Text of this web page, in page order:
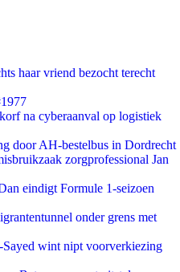
haar vriend bezocht terecht
na cyberaanval op logistiek
door AH-bestelbus in Dordrecht
zorgprofessional Jan
eindigt Formule 1-seizoen
onder grens met
Sayed wint nipt voorverkiezing